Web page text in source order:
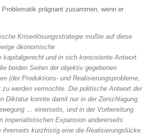
prägnant zusarnmen, wenn er
Krisenlösungsstrategie mußte auf diese
ökonomische
kapitalgerecht und in sich konsistente Antwort
beiden Seiten der objektiv gegebenen
(der Produktions- und Realisierungsprobleme,
zu werden vermochte. Die politische Antwort der
Diktatur konnte damit nur in der Zerschlagung
… einerseits, und in der Vorbereitung
imperialistischen Expansion andererseits
ihrerseits kurzfristig eine die Realisierungslücke